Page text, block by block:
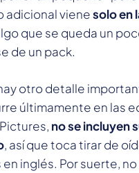
adicional vienesolo en
que se queda un
de un pack.
otro detalle
últimamente en las
no se incluyen
, así que toca tirar de
inglés. Por suerte, no